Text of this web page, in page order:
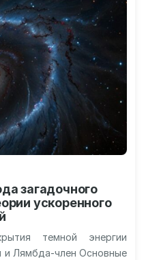
загадочного
ускоренного
темной энергии
и Лямбда-член Основные